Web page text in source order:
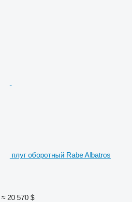
плуг оборотный Rabe Albatros
≈ 20 570 $